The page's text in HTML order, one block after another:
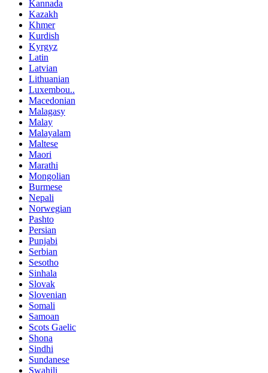
Kannada
Kazakh
Khmer
Kurdish
Kyrgyz
Latin
Latvian
Lithuanian
Luxembou..
Macedonian
Malagasy
Malay
Malayalam
Maltese
Maori
Marathi
Mongolian
Burmese
Nepali
Norwegian
Pashto
Persian
Punjabi
Serbian
Sesotho
Sinhala
Slovak
Slovenian
Somali
Samoan
Scots Gaelic
Shona
Sindhi
Sundanese
Swahili